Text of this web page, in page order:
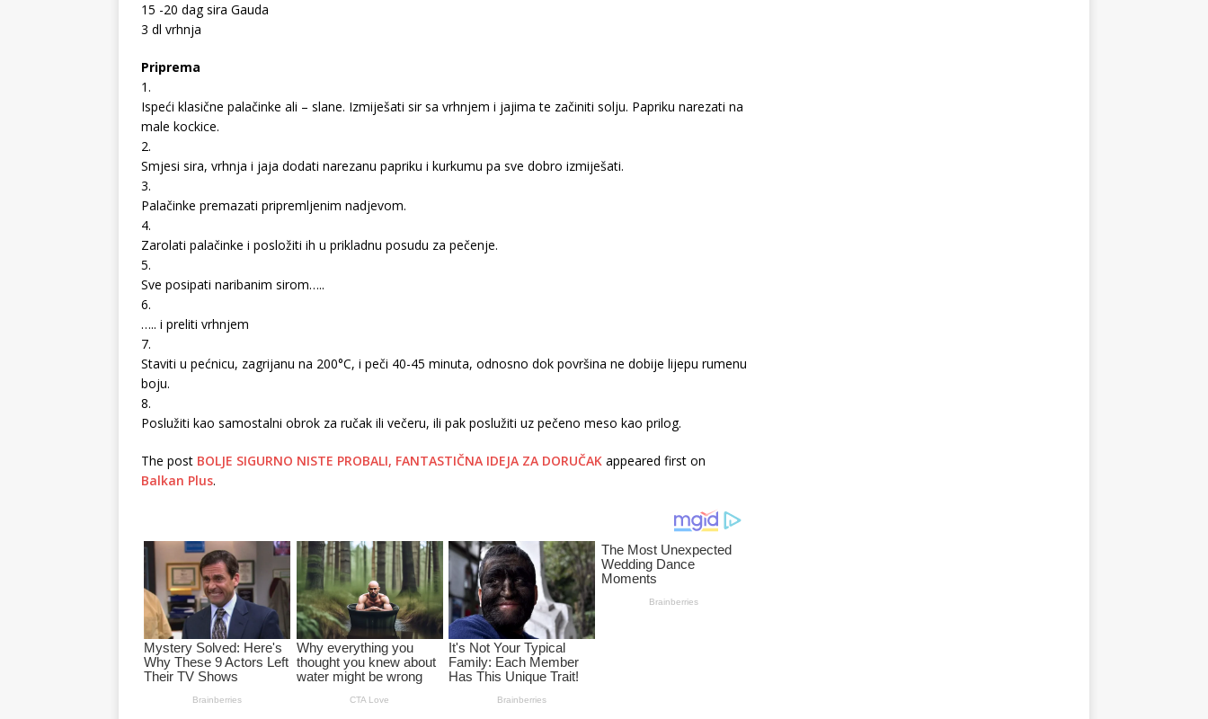
15 -20 dag sira Gauda
3 dl vrhnja
Priprema
1.
Ispeći klasične palačinke ali – slane. Izmiješati sir sa vrhnjem i jajima te začiniti solju. Papriku narezati na
male kockice.
2.
Smjesi sira, vrhnja i jaja dodati narezanu papriku i kurkumu pa sve dobro izmiješati.
3.
Palačinke premazati pripremljenim nadjevom.
4.
Zarolati palačinke i posložiti ih u prikladnu posudu za pečenje.
5.
Sve posipati naribanim sirom…..
6.
….. i preliti vrhnjem
7.
Staviti u pećnicu, zagrijanu na 200°C, i peči 40-45 minuta, odnosno dok površina ne dobije lijepu rumenu
boju.
8.
Poslužiti kao samostalni obrok za ručak ili večeru, ili pak poslužiti uz pečeno meso kao prilog.
The post BOLJE SIGURNO NISTE PROBALI, FANTASTIČNA IDEJA ZA DORUČAK appeared first on
Balkan Plus.